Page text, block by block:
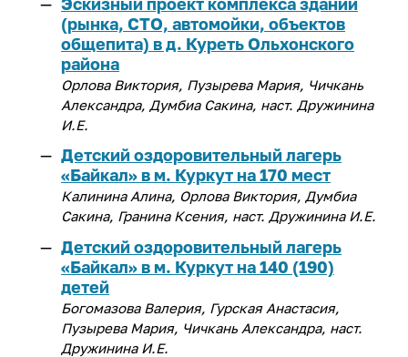
(рынка, СТО, автомойки, объектов
общепита) в д. Куреть Ольхонского
района
Орлова Виктория, Пузырева Мария, Чичкань
Александра, Думбиа Сакина, наст. Дружинина
И.Е.
Детский оздоровительный лагерь
«Байкал» в м. Куркут на 170 мест
Калинина Алина, Орлова Виктория, Думбиа
Сакина, Гранина Ксения, наст. Дружинина И.Е.
Детский оздоровительный лагерь
«Байкал» в м. Куркут на 140 (190)
детей
Богомазова Валерия, Гурская Анастасия,
Пузырева Мария, Чичкань Александра, наст.
Дружинина И.Е.